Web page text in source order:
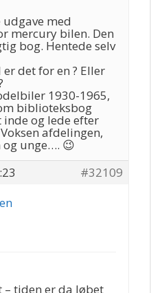
med
mercury bilen. Den
bog. Hentede selv
det for en ? Eller
1930-1965,
biblioteksbog
og lede efter
afdelingen,
unge…. 😉
#32109
tiden er da løbet